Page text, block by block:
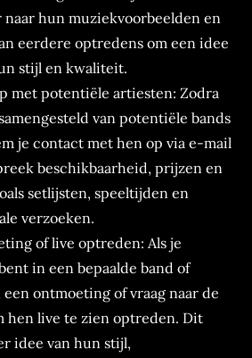
naar hun muziekvoorbeelden en
eerdere optredens om een idee
stijl en kwaliteit.
met potentiële artiesten: Zodra
van potentiële bands
je contact met hen op via e-mail
beschikbaarheid, prijzen en
setlijsten, speeltijden en
verzoeken.
of live optreden: Als je
in een bepaalde band of
ontmoeting of vraag naar de
hen live te zien optreden. Dit
idee van hun stijl,